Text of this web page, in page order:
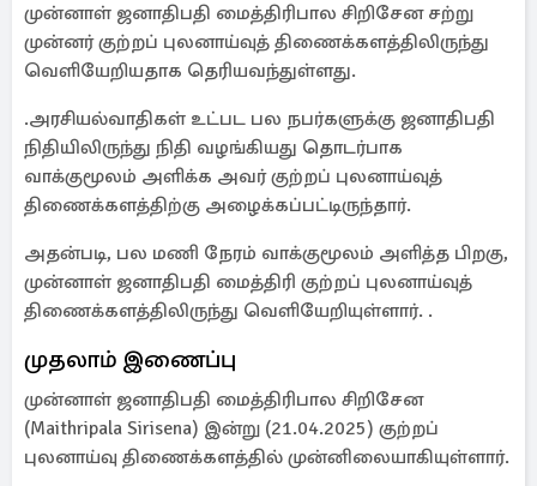
முன்னாள் ஜனாதிபதி மைத்திரிபால சிறிசேன சற்று
முன்னர் குற்றப் புலனாய்வுத் திணைக்களத்திலிருந்து
வெளியேறியதாக தெரியவந்துள்ளது.
.அரசியல்வாதிகள் உட்பட பல நபர்களுக்கு ஜனாதிபதி
நிதியிலிருந்து நிதி வழங்கியது தொடர்பாக
வாக்குமூலம் அளிக்க அவர் குற்றப் புலனாய்வுத்
திணைக்களத்திற்கு அழைக்கப்பட்டிருந்தார்.
அதன்படி, பல மணி நேரம் வாக்குமூலம் அளித்த பிறகு,
முன்னாள் ஜனாதிபதி மைத்திரி குற்றப் புலனாய்வுத்
திணைக்களத்திலிருந்து வெளியேறியுள்ளார். .
முதலாம் இணைப்பு
முன்னாள் ஜனாதிபதி மைத்திரிபால சிறிசேன
(Maithripala Sirisena) இன்று (21.04.2025) குற்றப்
புலனாய்வு திணைக்களத்தில் முன்னிலையாகியுள்ளார்.